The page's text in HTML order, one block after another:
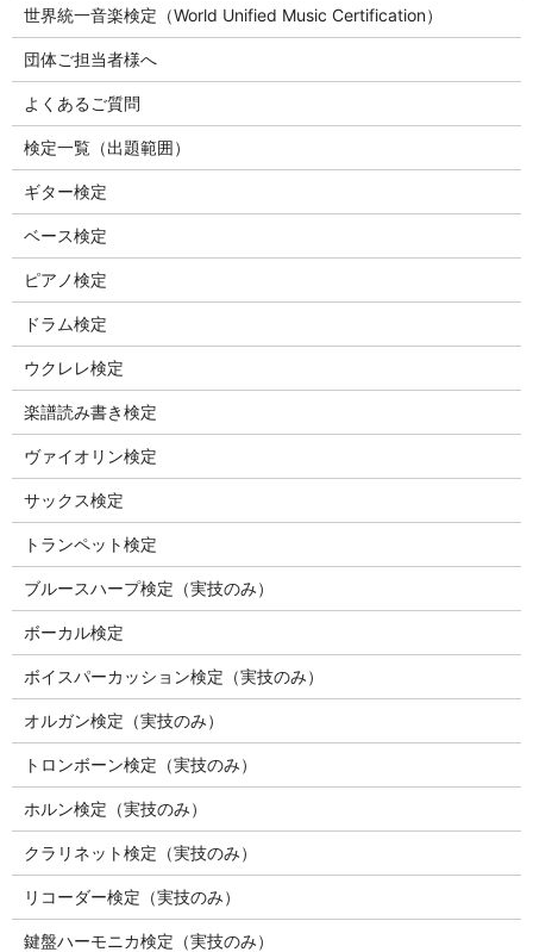
世界統一音楽検定（World Unified Music Certification）
団体ご担当者様へ
よくあるご質問
検定一覧（出題範囲）
ギター検定
ベース検定
ピアノ検定
ドラム検定
ウクレレ検定
楽譜読み書き検定
ヴァイオリン検定
サックス検定
トランペット検定
ブルースハープ検定（実技のみ）
ボーカル検定
ボイスパーカッション検定（実技のみ）
オルガン検定（実技のみ）
トロンボーン検定（実技のみ）
ホルン検定（実技のみ）
クラリネット検定（実技のみ）
リコーダー検定（実技のみ）
鍵盤ハーモニカ検定（実技のみ）